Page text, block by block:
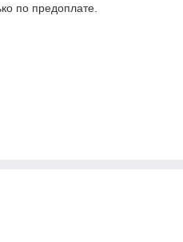
по предоплате.